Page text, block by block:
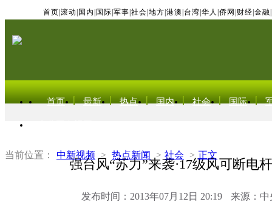
首页 滚动 国内 国际 军事 社会 地方 港澳 台湾 华人 侨网 财经 金融
首页 最新 热点 国内 社会 国际
当前位置： 中新视频 > 热点新闻 > 社会 > 正文
强台风“苏力”来袭·17级风可断电
发布时间：2013年07月12日 20:19 来源：中